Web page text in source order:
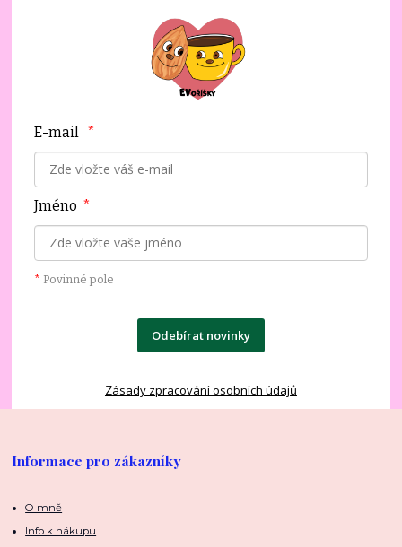
E-mail *
Jméno *
* Povinné pole
Odebírat novinky
Zásady zpracování osobních údajů
Informace pro zákazníky
O mně
Info k nákupu